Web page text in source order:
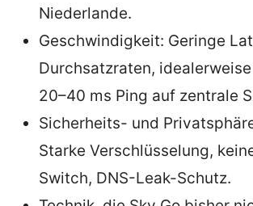
Niederlande.
Geschwindigkeit: Geringe
Durchsatzraten,
20–40 ms Ping auf zentrale
Sicherheits- und
Starke Verschlüsselung,
Switch, DNS-Leak-Schutz.